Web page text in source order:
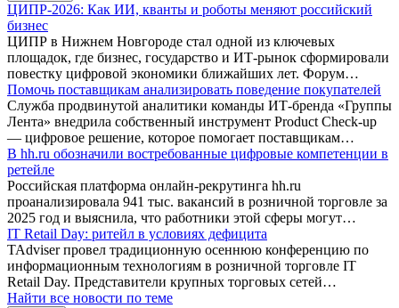
ЦИПР-2026: Как ИИ, кванты и роботы меняют российский
бизнес
ЦИПР в Нижнем Новгороде стал одной из ключевых
площадок, где бизнес, государство и ИТ-рынок сформировали
повестку цифровой экономики ближайших лет. Форум…
Помочь поставщикам анализировать поведение покупателей
Служба продвинутой аналитики команды ИТ-бренда «Группы
Лента» внедрила собственный инструмент Product Check-up
— цифровое решение, которое помогает поставщикам…
В hh.ru обозначили востребованные цифровые компетенции в
ретейле
Российская платформа онлайн-рекрутинга hh.ru
проанализировала 941 тыс. вакансий в розничной торговле за
2025 год и выяснила, что работники этой сферы могут…
IT Retail Day: ритейл в условиях дефицита
TAdviser провел традиционную осеннюю конференцию по
информационным технологиям в розничной торговле IT
Retail Day. Представители крупных торговых сетей…
Найти все новости по теме